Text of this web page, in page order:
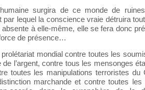
humaine surgira de ce monde de
par lequel la conscience vraie détruira
à elle-même, elle se fera donc
de présence…
mondial contre toutes les
de l’argent, contre tous les mensonges
toutes les manipulations terroristes du
marchande et contre toutes les